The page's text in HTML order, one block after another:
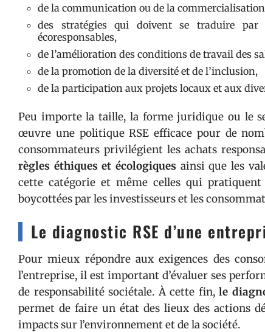
de la communication ou de la
des stratégies qui doivent se traduire par
écoresponsables,
de l’amélioration des conditions de travail des
de la promotion de la diversité et de l’inclusion,
de la participation aux projets locaux et aux
Peu importe la taille, la forme juridique ou le
œuvre une politique RSE efficace pour de
consommateurs privilégient les achats
règles éthiques et écologiques ainsi que les
cette catégorie et même celles qui
boycottées par les investisseurs et les
Le diagnostic RSE d’une
Pour mieux répondre aux exigences des
l’entreprise, il est important d’évaluer ses
de responsabilité sociétale. À cette fin, le
permet de faire un état des lieux des actions
impacts sur l’environnement et de la société.